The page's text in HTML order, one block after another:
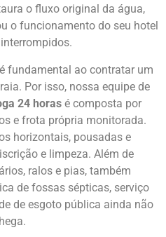
o fluxo original da água,
o funcionamento do seu hotel
fundamental ao contratar um
Por isso, nossa equipe de
24 horasé composta por
e frota própria monitorada.
horizontais, pousadas e
e limpeza. Além de
ralos e pias, também
de fossas sépticas, serviço
de esgoto pública ainda não